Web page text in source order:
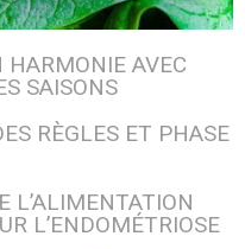
HARMONIE AVEC
SAISONS
RÈGLES ET PHASE
L’ALIMENTATION
L’ENDOMÉTRIOSE